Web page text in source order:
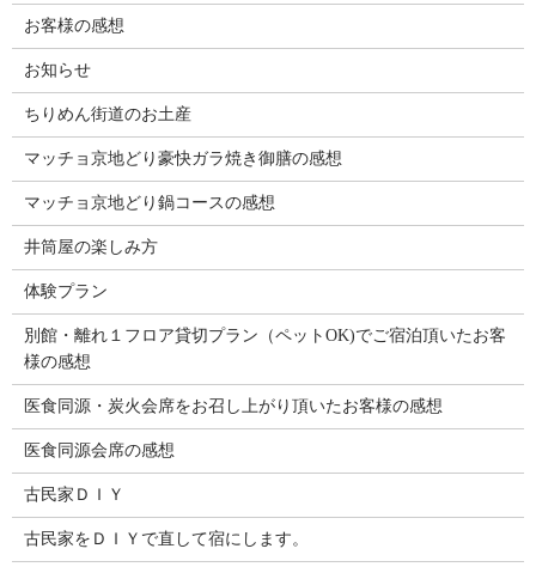
お客様の感想
お知らせ
ちりめん街道のお土産
マッチョ京地どり豪快ガラ焼き御膳の感想
マッチョ京地どり鍋コースの感想
井筒屋の楽しみ方
体験プラン
別館・離れ１フロア貸切プラン（ペットOK)でご宿泊頂いたお客
様の感想
医食同源・炭火会席をお召し上がり頂いたお客様の感想
医食同源会席の感想
古民家ＤＩＹ
古民家をＤＩＹで直して宿にします。